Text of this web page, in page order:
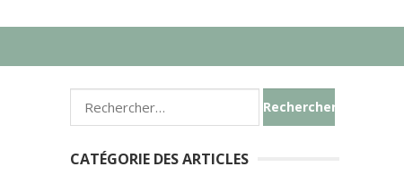
Rechercher :
CATÉGORIE DES ARTICLES